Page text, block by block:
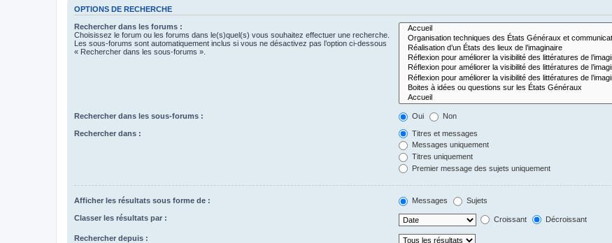
OPTIONS DE RECHERCHE
Rechercher dans les forums :
Choisissez le forum ou les forums dans le(s)quel(s) vous souhaitez effectuer une recherche.
Les sous-forums sont automatiquement inclus si vous ne désactivez pas l’option ci-dessous
« Rechercher dans les sous-forums ».
Rechercher dans les sous-forums : Oui Non
Rechercher dans :
Titres et messages
Messages uniquement
Titres uniquement
Premier message des sujets uniquement
Afficher les résultats sous forme de : Messages Sujets
Classer les résultats par : Croissant Décroissant
Rechercher depuis :